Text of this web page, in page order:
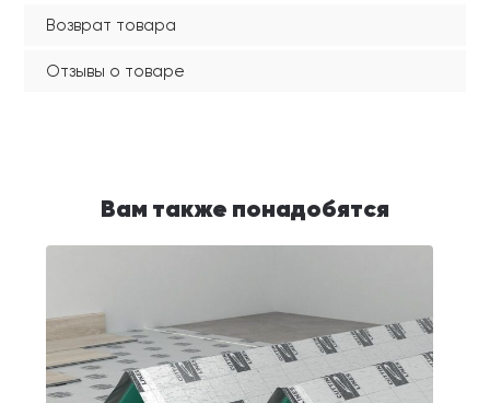
Возврат товара
Отзывы о товаре
Вам также понадобятся